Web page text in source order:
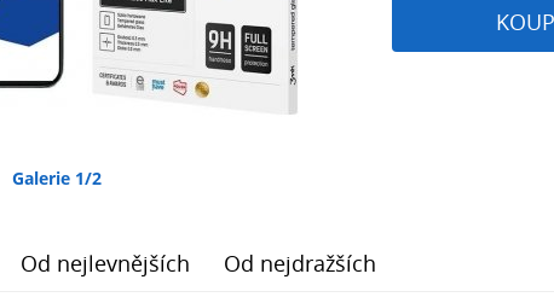
Galerie 1/2
Od nejlevnějších Od nejdražších